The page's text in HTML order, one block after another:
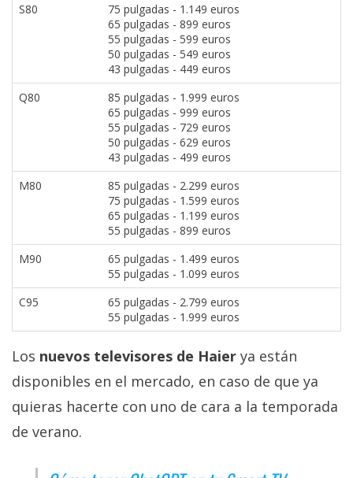
S80
75 pulgadas - 1.149 euros
65 pulgadas - 899 euros
55 pulgadas - 599 euros
50 pulgadas - 549 euros
43 pulgadas - 449 euros
Q80
85 pulgadas - 1.999 euros
65 pulgadas - 999 euros
55 pulgadas - 729 euros
50 pulgadas - 629 euros
43 pulgadas - 499 euros
M80
85 pulgadas - 2.299 euros
75 pulgadas - 1.599 euros
65 pulgadas - 1.199 euros
55 pulgadas - 899 euros
M90
65 pulgadas - 1.499 euros
55 pulgadas - 1.099 euros
C95
65 pulgadas - 2.799 euros
55 pulgadas - 1.999 euros
Los nuevos televisores de Haier ya están
disponibles en el mercado, en caso de que ya
quieras hacerte con uno de cara a la temporada
de verano.